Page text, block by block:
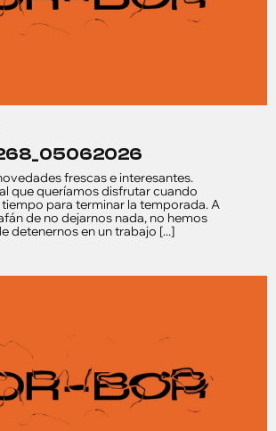
frescas e interesantes.
que queríamos disfrutar cuando
para terminar la temporada. A
de no dejarnos nada, no hemos
detenernos en un trabajo [...]